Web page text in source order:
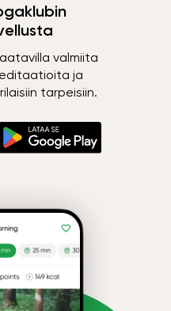
valmiita
ja
tarpeisiin.